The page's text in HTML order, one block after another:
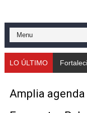
Iniciación al yoga
Mincomunas
Gobernación de
LO ÚLTIMO Fortaleciendo
Amplia